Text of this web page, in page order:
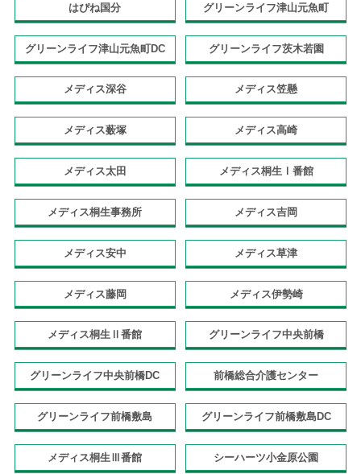
はぴね国分 グリーンライフ津山元魚町
グリーンライフ津山元魚町DC グリーンライフ茨木若園
メディス深谷 メディス笠懸
メディス薮塚 メディス高崎
メディス太田 メディス桐生Ⅰ番館
メディス桐生事務所 メディス吉岡
メディス安中 メディス草津
メディス藤岡 メディス伊勢崎
メディス桐生Ⅱ番館 グリーンライフ中央前橋
グリーンライフ中央前橋DC 前橋総合介護センター
グリーンライフ前橋敷島 グリーンライフ前橋敷島DC
メディス桐生Ⅲ番館 シーハーツ小金原公園